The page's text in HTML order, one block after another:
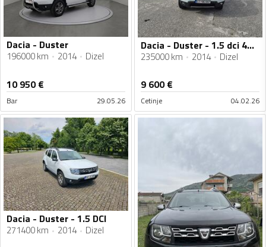
Dacia - Duster
196000 km 2014 Dizel
10 950€
Bar 29.05.26
Dacia - Duster - 1.5 dci 4WD
235000 km 2014 Dizel
9 600€
Cetinje 04.02.26
Dacia - Duster - 1.5 DCI
271400 km 2014 Dizel